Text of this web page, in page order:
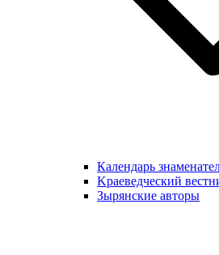
Календарь
Kраеведческий
Зырянские авторы